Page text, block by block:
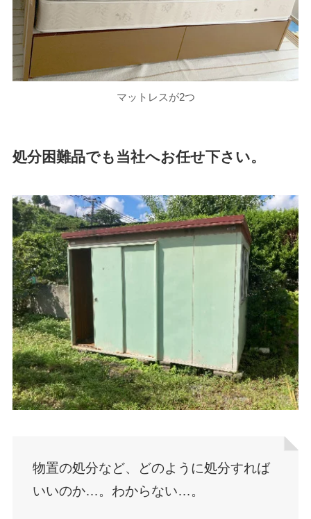
マットレスが2つ
処分困難品でも当社へお任せ下さい。
物置の処分など、どのように処分すれば
いいのか…。わからない…。